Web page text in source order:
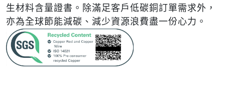
生材料含量證書。除滿足客戶低碳銅訂單需求外，
亦為全球節能減碳、減少資源浪費盡一份心力。